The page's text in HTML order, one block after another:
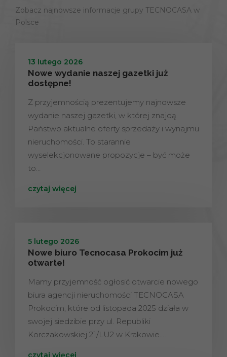
Zobacz najnowsze informacje grupy TECNOCASA w
Polsce
13 lutego 2026
Nowe wydanie naszej gazetki już
dostępne!
Z przyjemnością prezentujemy najnowsze
wydanie naszej gazetki, w której znajdą
Państwo aktualne oferty sprzedaży i wynajmu
nieruchomości. To starannie
wyselekcjonowane propozycje – być może
to…
czytaj więcej
5 lutego 2026
Nowe biuro Tecnocasa Prokocim już
otwarte!
Mamy przyjemność ogłosić otwarcie nowego
biura agencji nieruchomości TECNOCASA
Prokocim, które od listopada 2025 działa w
swojej siedzibie przy ul. Republiki
Korczakowskiej 21/LU2 w Krakowie.…
czytaj więcej